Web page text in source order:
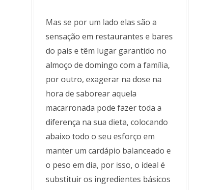
Mas se por um lado elas são a
sensação em restaurantes e bares
do país e têm lugar garantido no
almoço de domingo com a família,
por outro, exagerar na dose na
hora de saborear aquela
macarronada pode fazer toda a
diferença na sua dieta, colocando
abaixo todo o seu esforço em
manter um cardápio balanceado e
o peso em dia, por isso, o ideal é
substituir os ingredientes básicos